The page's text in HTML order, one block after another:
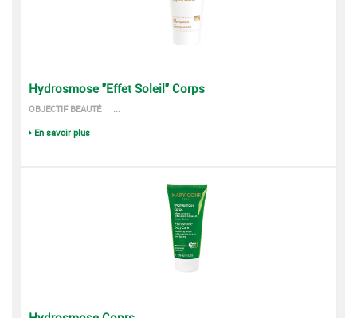
Hydrosmose "Effet Soleil" Corps
OBJECTIF BEAUTÉ ...
En savoir plus